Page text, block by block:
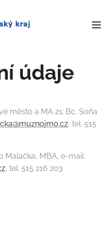
údaje
město a MA 21: Bc. Soňa
, tel. 515
Malačka, MBA, e-mail:
, tel. 515 216 203